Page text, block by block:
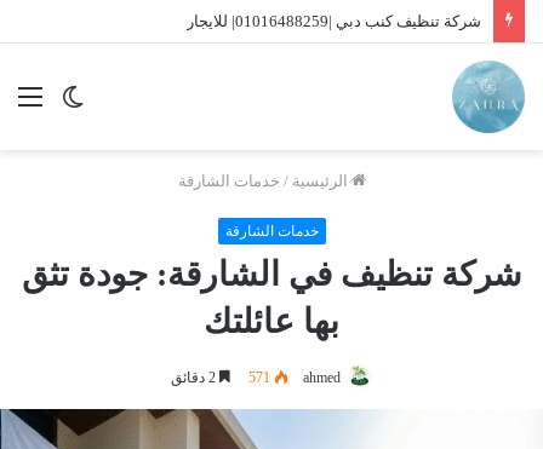
شركة تنظيف كنب دبي |01016488259| للايجار
الوضع
الرئيسية / خدمات الشارقة
خدمات الشارقة
شركة تنظيف في الشارقة: جودة تثق
بها عائلتك
ahmed
571